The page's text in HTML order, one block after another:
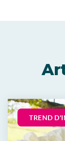
TREND